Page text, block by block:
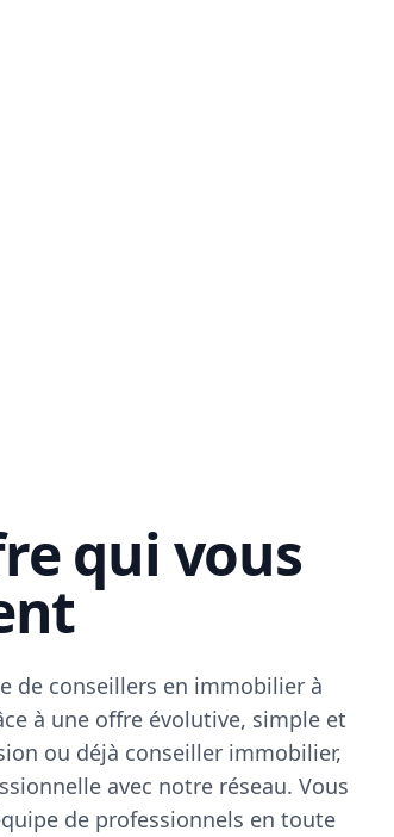
qui vous
de conseillers en immobilier à
à une offre évolutive, simple et
ou déjà conseiller immobilier,
avec notre réseau. Vous
de professionnels en toute